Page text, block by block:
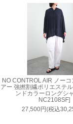
NO CONTROL AIR ノー
アー 強撚割繊ポリエステ
ンドカラーロングシ
NC2108SF]
27,500円(税込